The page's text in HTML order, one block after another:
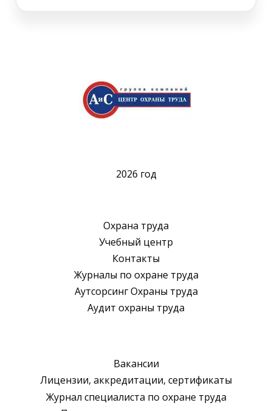
2026 год
Охрана труда
Учебный центр
Контакты
Журналы по охране труда
Аутсорсинг Охраны труда
Аудит охраны труда
Вакансии
Лицензии, аккредитации, сертификаты
Журнал специалиста по охране труда